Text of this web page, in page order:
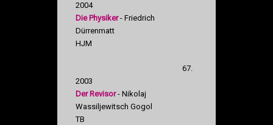
2004
Die Physiker- Friedrich
Dürrenmatt
HJM
67.
2003
Der Revisor- Nikolaj
Wassiljewitsch Gogol
TB